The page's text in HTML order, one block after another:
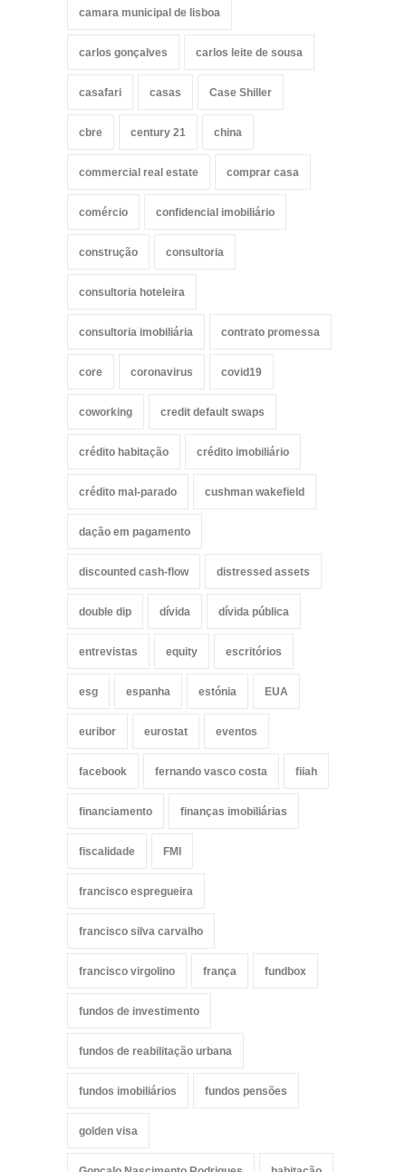
camara municipal de lisboa
carlos gonçalves carlos leite de sousa
casafari casas Case Shiller
cbre century 21 china
commercial real estate comprar casa
comércio confidencial imobiliário
construção consultoria
consultoria hoteleira
consultoria imobiliária contrato promessa
core coronavirus covid19
coworking credit default swaps
crédito habitação crédito imobiliário
crédito mal-parado cushman wakefield
dação em pagamento
discounted cash-flow distressed assets
double dip dívida dívida pública
entrevistas equity escritórios
esg espanha estónia EUA
euribor eurostat eventos
facebook fernando vasco costa fiiah
financiamento finanças imobiliárias
fiscalidade FMI
francisco espregueira
francisco silva carvalho
francisco virgolino frança fundbox
fundos de investimento
fundos de reabilitação urbana
fundos imobiliários fundos pensões
golden visa